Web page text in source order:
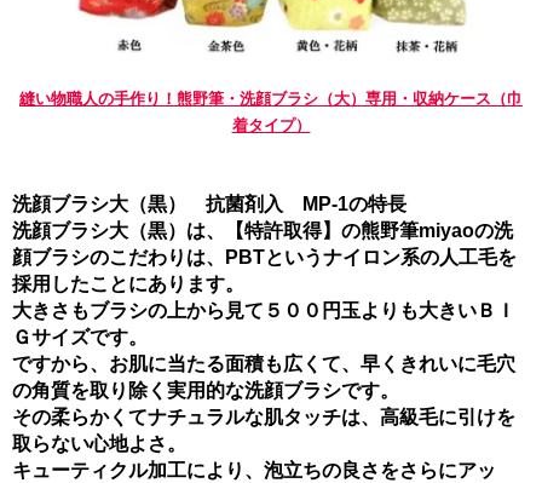
縫い物職人の手作り！熊野筆・洗顔ブラシ（大）専用・収納ケース（巾
着タイプ）
洗顔ブラシ大（黒） 抗菌剤入 MP-1の特長
洗顔ブラシ大（黒）は、【特許取得】の熊野筆miyaoの洗
顔ブラシのこだわりは、PBTというナイロン系の人工毛を
採用したことにあります。
大きさもブラシの上から見て５００円玉よりも大きいＢＩ
Ｇサイズです。
ですから、お肌に当たる面積も広くて、早くきれいに毛穴
の角質を取り除く実用的な洗顔ブラシです。
その柔らかくてナチュラルな肌タッチは、高級毛に引けを
取らない心地よさ。
キューティクル加工により、泡立ちの良さをさらにアッ